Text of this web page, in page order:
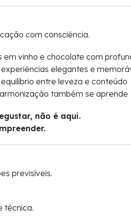
com consciência.
em vinho e chocolate com
elegantes e
entre leveza e conteúdo
também se aprende
não é aqui.
previsíveis.
técnica.